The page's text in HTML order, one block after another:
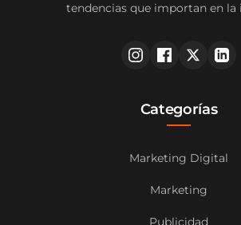
tendencias que importan en la
Categorías
Marketing Digital
Marketing
Publicidad